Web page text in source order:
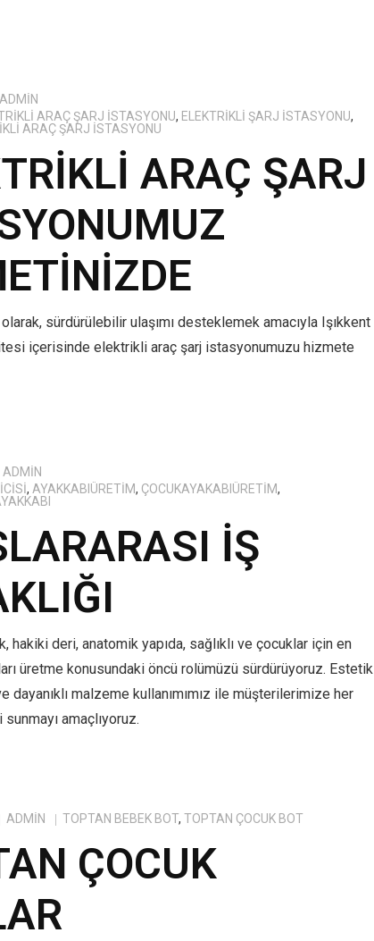
ADMIN
ARAÇ ŞARJ İSTASYONU, ELEKTRIKLI ŞARJ İSTASYONU,
ARAÇ ŞARJ İSTASYONU
ARAÇ ŞARJ
sürdürülebilir ulaşımı desteklemek amacıyla Işıkkent
içerisinde elektrikli araç şarj istasyonumuzu hizmete
ADMIN
, AYAKKABIÜRETIM, ÇOCUKAYAKABIÜRETIM,
İŞ
hakiki deri, anatomik yapıda, sağlıklı ve çocuklar için en
üretme konusundaki öncü rolümüzü sürdürüyoruz. Estetik
dayanıklı malzeme kullanımımız ile müşterilerimize her
amaçlıyoruz.
ADMIN TOPTAN BEBEK BOT,TOPTAN ÇOCUK BOT
ÇOCUK